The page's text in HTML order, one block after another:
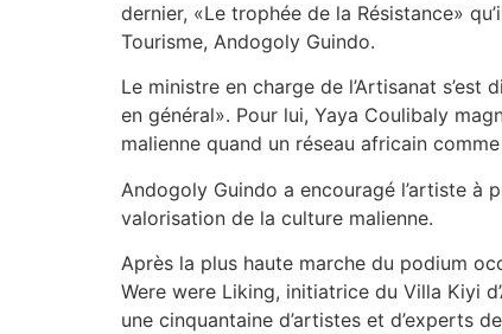
dernier, «Le trophée de la Résistance»
Tourisme, Andogoly Guindo.
Le ministre en charge de l’Artisanat
en général». Pour lui, Yaya Coulibaly
malienne quand un réseau africain
Andogoly Guindo a encouragé l’artiste à
valorisation de la culture malienne.
Après la plus haute marche du podium
Were were Liking, initiatrice du Villa Kiyi
une cinquantaine d’artistes et d’experts